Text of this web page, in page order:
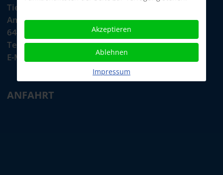
Tiere in Not Odenwald e.V.
Am Morsberg 1
64385 Reichelsheim
Telefon: 06063 / 939 848
E-Mail: tino@tiere-in-not-odenwald.de
ANFAHRT
Akzeptieren
Ablehnen
Impressum